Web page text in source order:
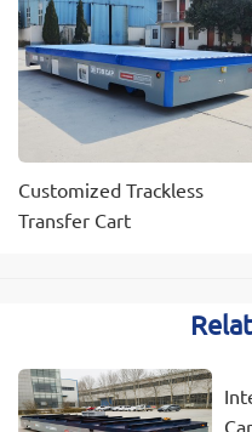
Customized Trackless
Transfer Cart